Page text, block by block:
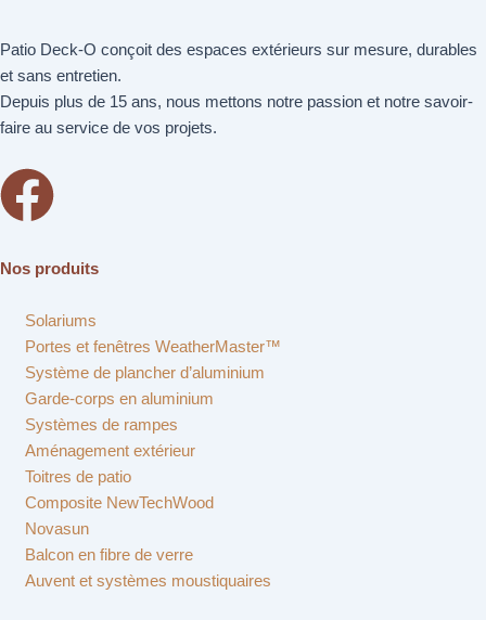
Patio Deck-O conçoit des espaces extérieurs sur mesure, durables
et sans entretien.
Depuis plus de 15 ans, nous mettons notre passion et notre savoir-
faire au service de vos projets.
Nos produits
Solariums
Portes et fenêtres WeatherMaster™
Système de plancher d’aluminium
Garde-corps en aluminium
Systèmes de rampes
Aménagement extérieur
Toitres de patio
Composite NewTechWood
Novasun
Balcon en fibre de verre
Auvent et systèmes moustiquaires